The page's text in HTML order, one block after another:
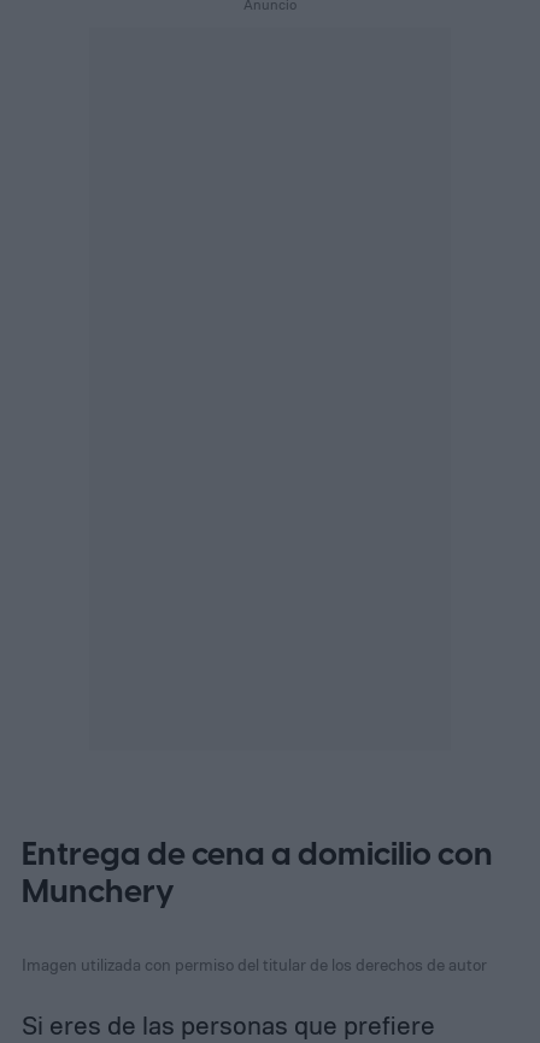
Entrega de cena a domicilio con
Munchery
Imagen utilizada con permiso del titular de los derechos de autor
Si eres de las personas que prefiere